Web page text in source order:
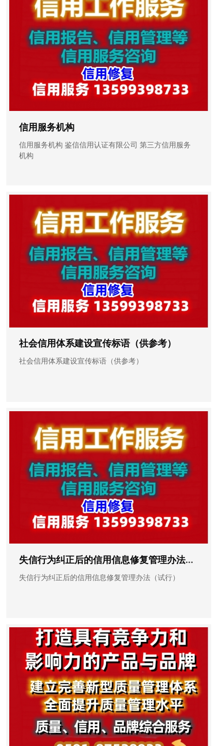
信用服务机构
信用服务机构 鉴信信用认证有限公司 第三方信用服务
机构
社会信用体系建设宣传标语（供参考）
社会信用体系建设宣传标语（供参考）
失信行为纠正后的信用信息修复管理办法（试行）
失信行为纠正后的信用信息修复管理办法（试行）